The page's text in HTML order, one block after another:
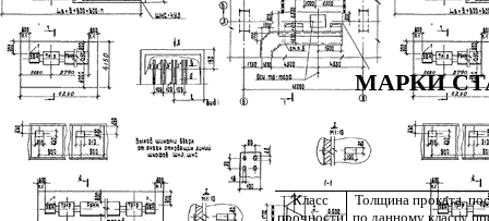
МАРКИ
Класс
прочности
Толщина проката,
по данному классу